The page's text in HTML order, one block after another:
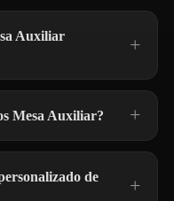
Auxiliar
Mesa Auxiliar?
de